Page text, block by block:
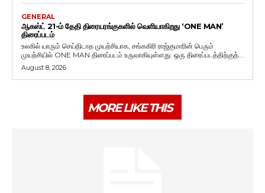
GENERAL
ஆகஸ்ட் 21-ம் தேதி திரையரங்குகளில் வெளியாகிறது ‘ONE MAN’
திரைப்படம்
உலகில் யாரும் செய்திடாத முயற்சியாக, சங்ககிரி ராஜ்குமாரின் பெரும்
முயற்சியில் ONE MAN திரைப்படம் உருவாகியுள்ளது. ஒரு திரைப்படத்திற்குத்...
August 8, 2026
MORE LIKE THIS